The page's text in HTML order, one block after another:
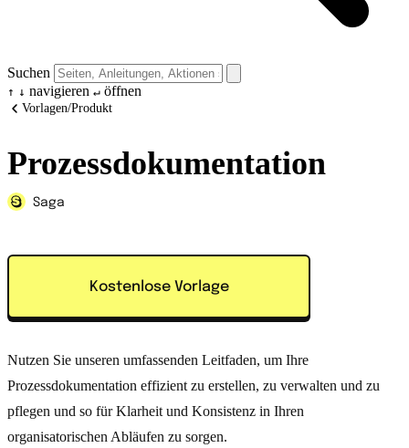
Suchen
↑ ↓ navigieren ↵ öffnen
Vorlagen/Produkt
Prozessdokumentation
Saga
Kostenlose Vorlage
Nutzen Sie unseren umfassenden Leitfaden, um Ihre
Prozessdokumentation effizient zu erstellen, zu verwalten und zu
pflegen und so für Klarheit und Konsistenz in Ihren
organisatorischen Abläufen zu sorgen.